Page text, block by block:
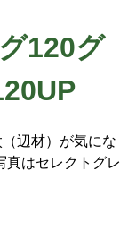
120グ
辺材）が気にな
真はセレクトグレ